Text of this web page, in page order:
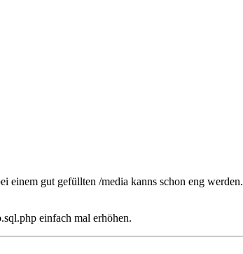
einem gut gefüllten /media kanns schon eng werden.
einfach mal erhöhen.